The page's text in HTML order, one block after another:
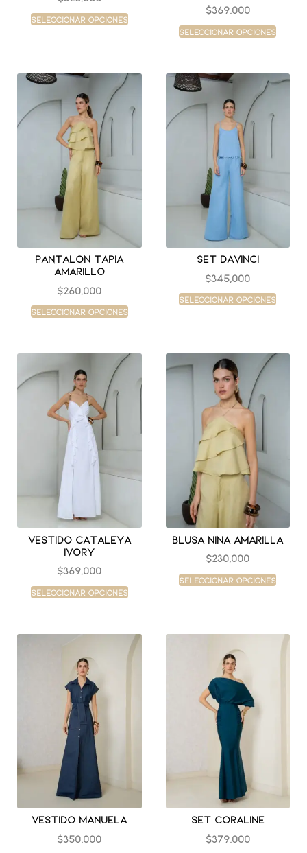
Seleccionar opciones
$369,000
Seleccionar opciones
Pantalon tapia
amarillo
$260,000
Seleccionar opciones
Set davinci
$345,000
Seleccionar opciones
Vestido cataleya
ivory
$369,000
Seleccionar opciones
Blusa nina amarilla
$230,000
Seleccionar opciones
Vestido manuela
$350,000
Set coraline
$379,000